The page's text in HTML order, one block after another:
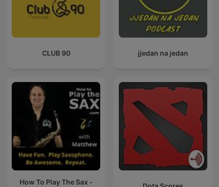
CLUB 90 jjedan na jedan
How To Play The Sax -